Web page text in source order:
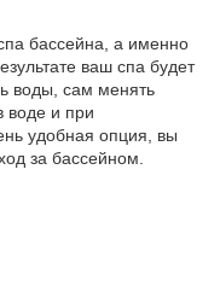
бассейна, а именно
ваш спа будет
воды, сам менять
воде и при
удобная опция, вы
за бассейном.